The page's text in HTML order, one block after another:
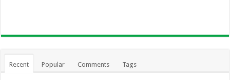
Recent Popular Comments Tags